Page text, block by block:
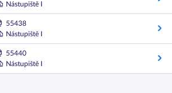
Nástupiště I
55438
Nástupiště I
55440
Nástupiště I